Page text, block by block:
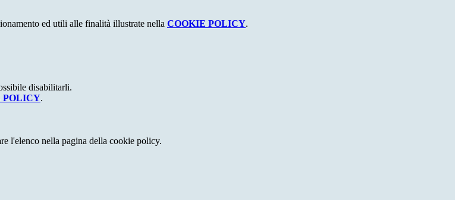
ed utili alle finalità illustrate nella COOKIE POLICY.
disabilitarli.
POLICY.
l'elenco nella pagina della cookie policy.